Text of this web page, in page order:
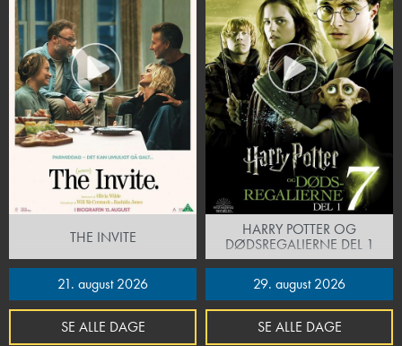
THE INVITE
21. august 2026
SE ALLE DAGE
HARRY POTTER OG
DØDSREGALIERNE DEL 1
29. august 2026
SE ALLE DAGE